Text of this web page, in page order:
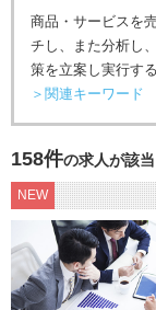
商品・サービスを
チし、また分析し
策を立案し実行す
＞関連キーワード
158件の求人が該
NEW